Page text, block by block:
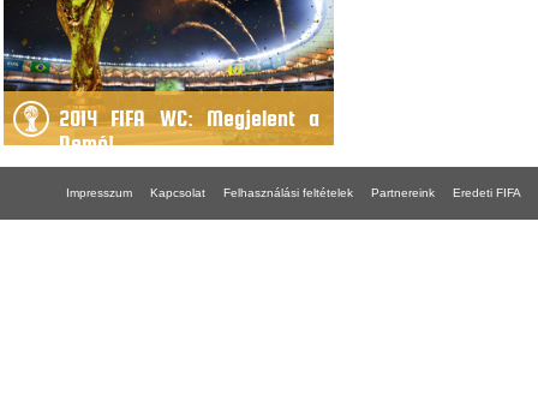
2014 FIFA WC: Megjelent a
Demó!
Impresszum Kapcsolat Felhasználási feltételek Partnereink Eredeti FIFA